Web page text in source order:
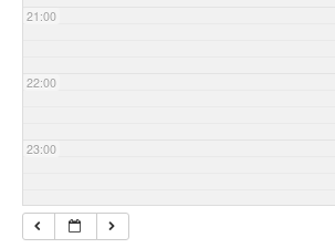
21:00
22:00
23:00